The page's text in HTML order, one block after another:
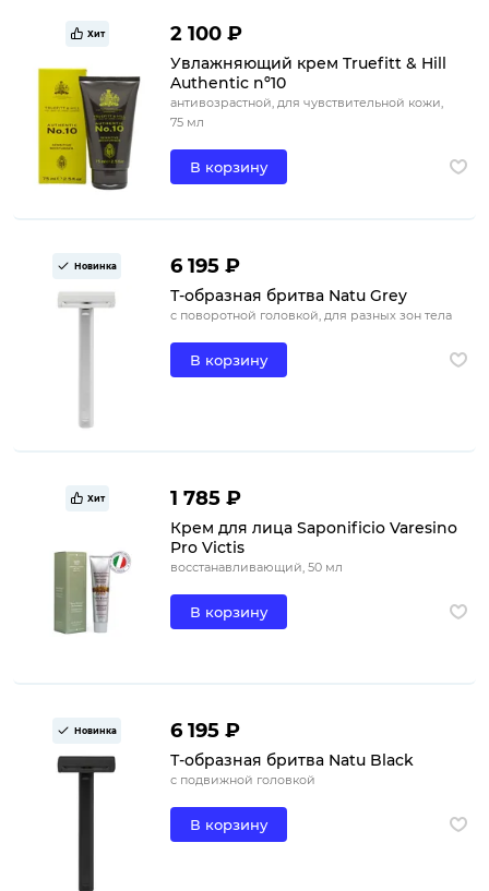
Хит 2 100 ₽
Увлажняющий крем Truefitt & Hill
Authentic nº10
антивозрастной, для чувствительной кожи,
75 мл
В корзину
Новинка 6 195 ₽
Т-образная бритва Natu Grey
с поворотной головкой, для разных зон тела
В корзину
Хит 1 785 ₽
Крем для лица Saponificio Varesino
Pro Victis
восстанавливающий, 50 мл
В корзину
Новинка 6 195 ₽
Т-образная бритва Natu Black
с подвижной головкой
В корзину